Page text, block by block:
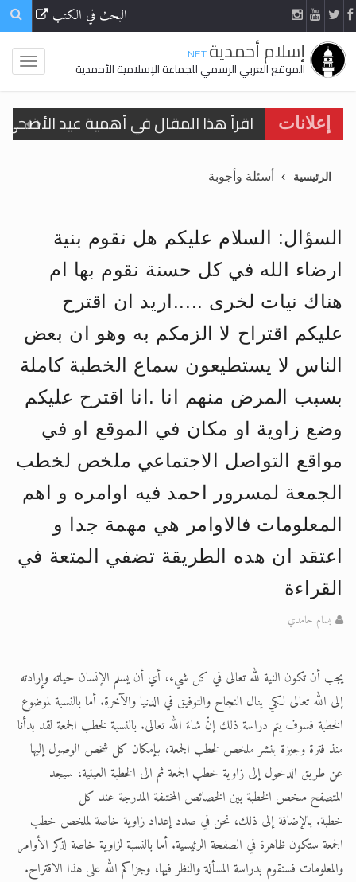
البحث في الكتب
إسلام أحمدية.NET
الموقع العربي الرسمي للجماعة الإسلامية الأحمدية
إعلانات
اقرأ هذا المقال في أهمية عيد
تعميم هامّ لأفراد الجماعة >> المزيد
تعميم هامّ لأفراد الجماعة >> المزيد
اقرأ هذا الكتاب وتعرّف على حقيقة
الحجّ.. دلالات، حِكم، وأهداف >> المزيد
اقرأ هذا المقال في أهمية عيد
الرئيسية أسئلة وأجوبة
السؤال: السلام عليكم هل نقوم بنية
ارضاء الله في كل حسنة نقوم بها ام
هناك نيات لخرى .....اريد ان اقترح
عليكم اقتراح لا الزمكم به وهو ان بعض
الناس لا يستطيعون سماع الخطبة كاملة
بسبب المرض منهم انا .انا اقترح عليكم
وضع زاوية او مكان في الموقع او في
مواقع التواصل الاجتماعي ملخص لخطب
الجمعة لمسرور احمد فيه اوامره و اهم
المعلومات فالاوامر هي مهمة جدا و
اعتقد ان هده الطريقة تضفي المتعة في
القراءة
بسام حامدي
يجب أن تكون النية لله تعالى في كل شيء، أي أن يسلم الإنسان حياته وإرادته
إلى الله تعالى لكي ينال النجاح والتوفيق في الدنيا والآخرة. أما بالنسبة لموضوع
الخطبة فسوف يتم دراسة ذلك إنْ شاءَ الله تعالى. بالنسبة لخطب الجمعة لقد بدأنا
منذ فترة وجيزة بنشر ملخص لخطب الجمعة، بإمكان كل شخص الوصول إليها
عن طريق الدخول إلى زاوية خطب الجمعة ثم الى الخطبة العينية، سيجد
المتصفح ملخص الخطبة بين الخصائص المختلفة المدرجة عند كل
خطبة. بالإضافة إلى ذلك، نحن في صدد إعداد زاوية خاصة لملخص خطب
الجمعة ستكون ظاهرة في الصفحة الرئيسية. أما بالنسبة لزاوية خاصة لذكر الأوامر
والمعلومات فسنقوم بدراسة المسألة والنظر فيها، وجزاكم الله على هذا الاقتراح.